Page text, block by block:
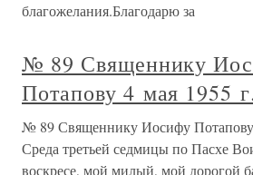
благожелания.Благодарю за
№ 89 Священнику
Потапову 4 мая 1955
№ 89 Священнику Иосифу Потапову
Среда третьей седмицы по Пасхе
воскресе, мой милый, мой дорогой